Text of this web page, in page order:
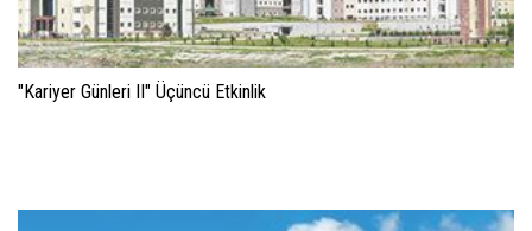
"Kariyer Günleri II" Üçüncü Etkinlik